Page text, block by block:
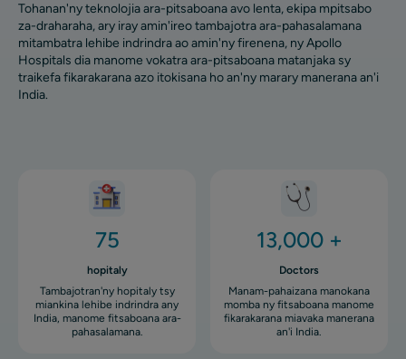
Tohanan'ny teknolojia ara-pitsaboana avo lenta, ekipa mpitsabo
za-draharaha, ary iray amin'ireo tambajotra ara-pahasalamana
mitambatra lehibe indrindra ao amin'ny firenena, ny Apollo
Hospitals dia manome vokatra ara-pitsaboana matanjaka sy
traikefa fikarakarana azo itokisana ho an'ny marary manerana an'i
India.
Image
75
hopitaly
Tambajotran'ny hopitaly tsy
miankina lehibe indrindra any
India, manome fitsaboana ara-
pahasalamana.
Image
13,000 +
Doctors
Manam-pahaizana manokana
momba ny fitsaboana manome
fikarakarana miavaka manerana
an'i India.